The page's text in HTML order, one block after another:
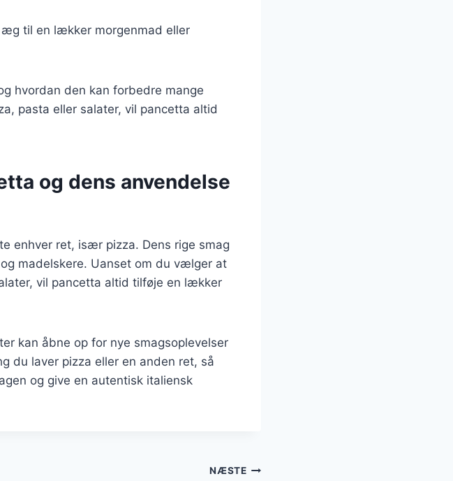
til en lækker morgenmad eller
hvordan den kan forbedre mange
pasta eller salater, vil pancetta altid
og dens anvendelse
enhver ret, især pizza. Dens rige smag
madelskere. Uanset om du vælger at
vil pancetta altid tilføje en lækker
kan åbne op for nye smagsoplevelser
du laver pizza eller en anden ret, så
og give en autentisk italiensk
NÆSTE